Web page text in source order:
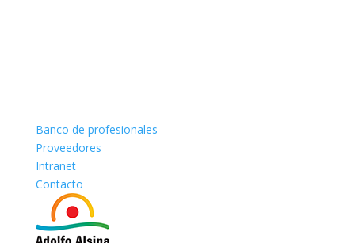
Banco de profesionales
Proveedores
Intranet
Contacto